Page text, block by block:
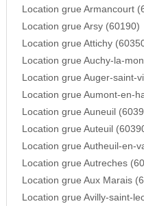
Location grue Armancourt
Location grue Arsy (60190)
Location grue Attichy
Location grue Auchy-la-
Location grue Auger-saint-
Location grue Aumont-en-
Location grue Auneuil
Location grue Auteuil
Location grue Autheuil-en-
Location grue Autreches
Location grue Aux Marais
Location grue Avilly-saint-